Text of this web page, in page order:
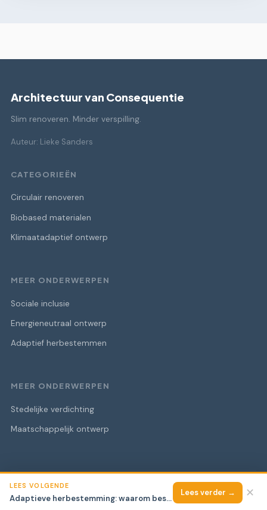
Architectuur van Consequentie
Slim renoveren. Minder verspilling.
Auteur: Lieke Sanders
CATEGORIEËN
Circulair renoveren
Biobased materialen
Klimaatadaptief ontwerp
MEER ONDERWERPEN
Sociale inclusie
Energieneutraal ontwerp
Adaptief herbestemmen
MEER ONDERWERPEN
Stedelijke verdichting
Maatschappelijk ontwerp
© 2026 Architectuur van Consequentie Alle rechten voorbehouden.
LEES VOLGENDE
Adaptieve herbestemming: waarom bestaand gebouw behouden bijna altijd beter is
Lees verder → ✕